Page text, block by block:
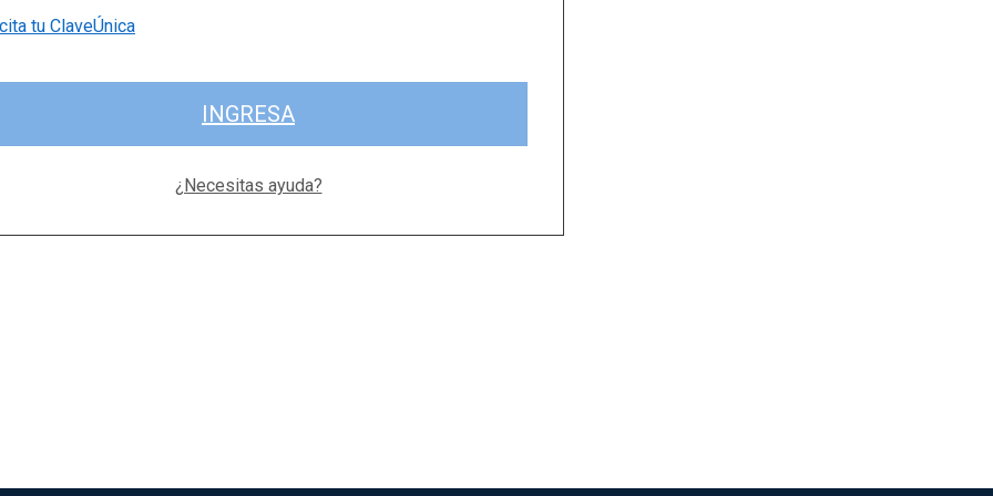
tu ClaveÚnica
INGRESA
¿Necesitas ayuda?